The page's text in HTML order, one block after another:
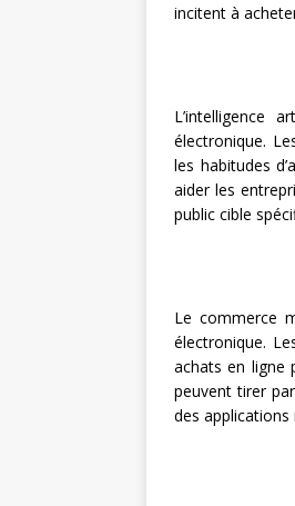
incitent à
L’intelligence
électronique.
les habitudes
aider les
public cible
Le commerce
électronique.
achats en ligne
peuvent tirer
des applications